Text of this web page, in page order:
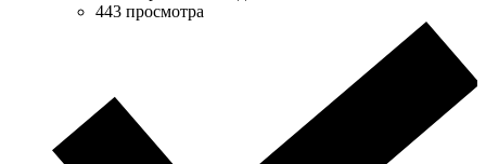
443 просмотра